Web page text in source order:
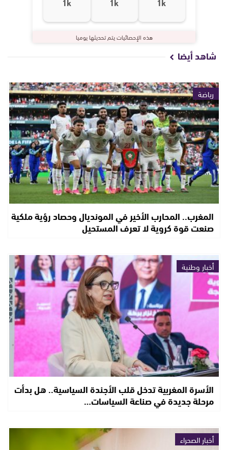
هذه الإحصائيات يتم تحديثها يوميا
شاهد أيضا
رياضة
المغرب.. المحارب الأخير في المونديال وحصاد رؤية ملكية
صنعت قوة كروية لا تعرف المستحيل
أخبار وطنية
الأسرة المغربية تدخل قلب الأجندة السياسية.. هل بدأت
مرحلة جديدة في صناعة السياسات…
أخبار الصحراء